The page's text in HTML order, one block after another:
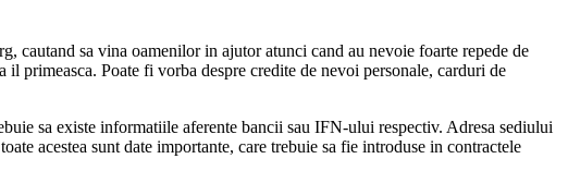
cautand sa vina oamenilor in ajutor atunci cand au nevoie foarte repede de
primeasca. Poate fi vorba despre credite de nevoi personale, carduri de
sa existe informatiile aferente bancii sau IFN-ului respectiv. Adresa sediului
acestea sunt date importante, care trebuie sa fie introduse in contractele